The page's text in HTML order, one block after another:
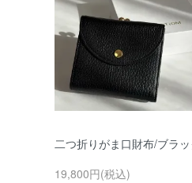
二つ折りがま口財布/ブラッ
19,800円(税込)